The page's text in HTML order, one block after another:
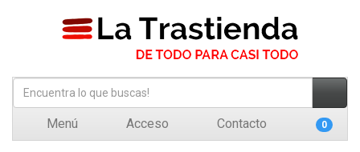
Menú Acceso Contacto 0